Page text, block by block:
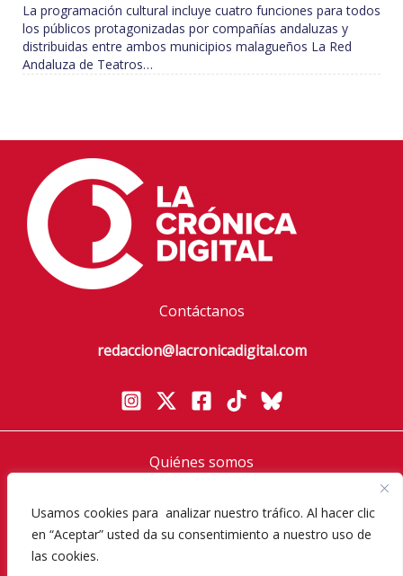
Usamos cookies para analizar nuestro tráfico. Al hacer clic
en “Aceptar” usted da su consentimiento a nuestro uso de
las cookies.
La programación cultural incluye cuatro funciones para todos
los públicos protagonizadas por compañías andaluzas y
distribuidas entre ambos municipios malagueños La Red
Andaluza de Teatros…
Contáctanos
redaccion@lacronicadigital.com
Quiénes somos
Aviso Legal
Política de cookies